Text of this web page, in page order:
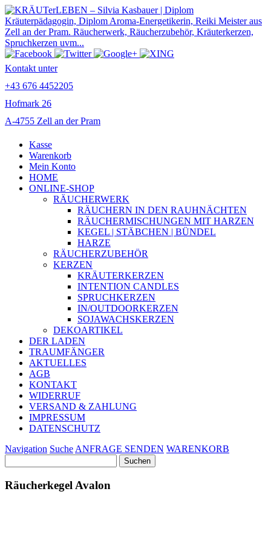
Kontakt unter
+43 676 4452205
Hofmark 26
A-4755 Zell an der Pram
Kasse
Warenkorb
Mein Konto
HOME
ONLINE-SHOP
RÄUCHERWERK
RÄUCHERN IN DEN RAUHNÄCHTEN
RÄUCHERMISCHUNGEN MIT HARZEN
KEGEL | STÄBCHEN | BÜNDEL
HARZE
RÄUCHERZUBEHÖR
KERZEN
KRÄUTERKERZEN
INTENTION CANDLES
SPRUCHKERZEN
IN/OUTDOORKERZEN
SOJAWACHSKERZEN
DEKOARTIKEL
DER LADEN
TRAUMFÄNGER
AKTUELLES
AGB
KONTAKT
WIDERRUF
VERSAND & ZAHLUNG
IMPRESSUM
DATENSCHUTZ
Navigation Suche ANFRAGE SENDEN WARENKORB
nach:
Räucherkegel Avalon